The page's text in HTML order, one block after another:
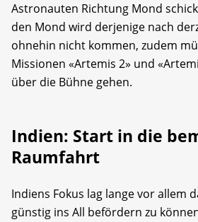
Astronauten Richtung Mond
den Mond wird derjenige nach
ohnehin nicht kommen, zudem
Missionen «Artemis 2» und
über die Bühne gehen.
Indien: Start in die
Raumfahrt
Indiens Fokus lag lange vor allem
günstig ins All befördern zu